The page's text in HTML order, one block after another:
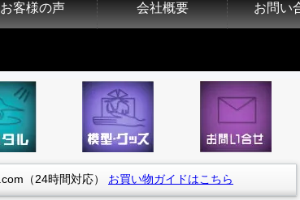
お客様の声 会社概要 お問い
（24時間対応） お買い物ガイドはこちら